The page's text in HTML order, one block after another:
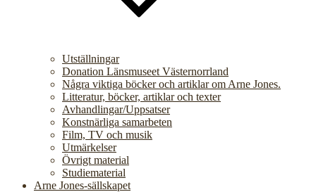
Utställningar
Donation Länsmuseet Västernorrland
Några viktiga böcker och artiklar om Arne Jones.
Litteratur, böcker, artiklar och texter
Avhandlingar/Uppsatser
Konstnärliga samarbeten
Film, TV och musik
Utmärkelser
Övrigt material
Studiematerial
Arne Jones-sällskapet